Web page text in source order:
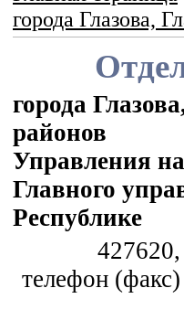
города Глазова,
города
районов
Управления
Главного
Республике
телефон